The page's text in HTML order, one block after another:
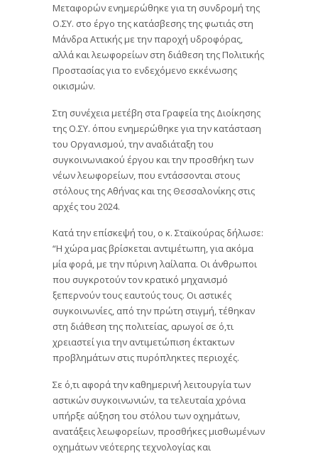
Μεταφορών ενημερώθηκε για τη συνδρομή της
Ο.ΣΥ. στο έργο της κατάσβεσης της φωτιάς στη
Μάνδρα Αττικής με την παροχή υδροφόρας,
αλλά και λεωφορείων στη διάθεση της Πολιτικής
Προστασίας για το ενδεχόμενο εκκένωσης
οικισμών.
Στη συνέχεια μετέβη στα Γραφεία της Διοίκησης
της Ο.ΣΥ. όπου ενημερώθηκε για την κατάσταση
του Οργανισμού, την αναδιάταξη του
συγκοινωνιακού έργου και την προσθήκη των
νέων λεωφορείων, που εντάσσονται στους
στόλους της Αθήνας και της Θεσσαλονίκης στις
αρχές του 2024.
Κατά την επίσκεψή του, ο κ. Σταϊκούρας δήλωσε:
“Η χώρα μας βρίσκεται αντιμέτωπη, για ακόμα
μία φορά, με την πύρινη λαίλαπα. Οι άνθρωποι
που συγκροτούν τον κρατικό μηχανισμό
ξεπερνούν τους εαυτούς τους. Οι αστικές
συγκοινωνίες, από την πρώτη στιγμή, τέθηκαν
στη διάθεση της πολιτείας, αρωγοί σε ό,τι
χρειαστεί για την αντιμετώπιση έκτακτων
προβλημάτων στις πυρόπληκτες περιοχές.
Σε ό,τι αφορά την καθημερινή λειτουργία των
αστικών συγκοινωνιών, τα τελευταία χρόνια
υπήρξε αύξηση του στόλου των οχημάτων,
ανατάξεις λεωφορείων, προσθήκες μισθωμένων
οχημάτων νεότερης τεχνολογίας και